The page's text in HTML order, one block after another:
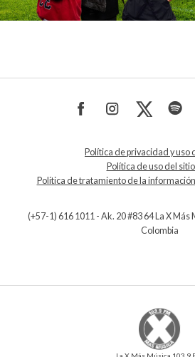
Política de privacidad y uso
Política de uso del
Política de tratamiento de la
(+57-1) 616 1011 - Ak. 20 #83 64 La X Más
Colombia